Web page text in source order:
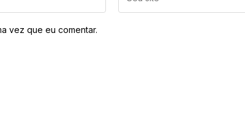
vez que eu comentar.